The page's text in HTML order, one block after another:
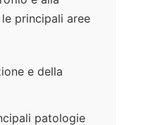
principali aree
e della
patologie